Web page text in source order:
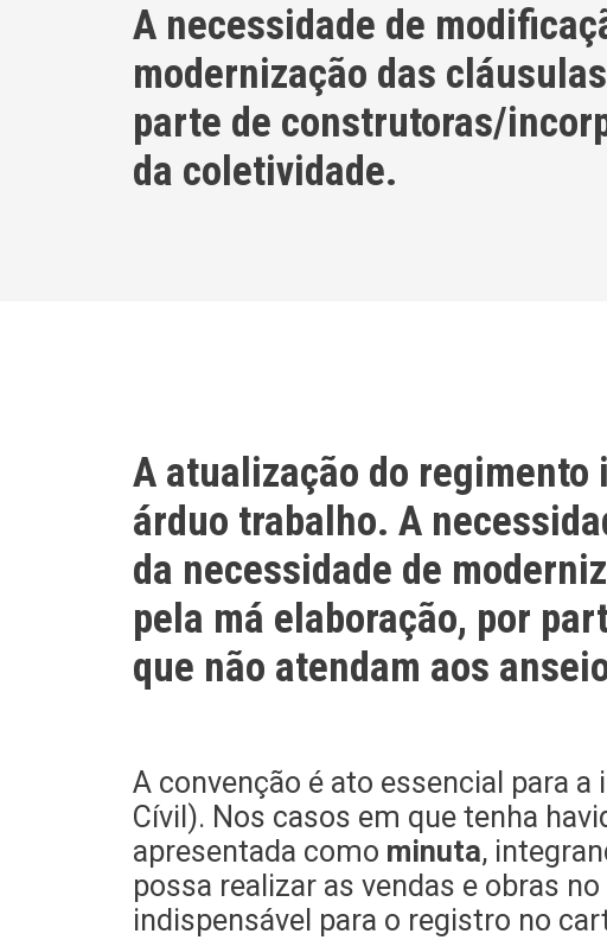
A necessidade de
modernização das
parte de construtoras/
da coletividade.
A atualização do
árduo trabalho. A
da necessidade de
pela má elaboração, por
que não atendam aos
A convenção é ato essencial para
Cívil). Nos casos em que tenha
apresentada como minuta,
possa realizar as vendas e obras
indispensável para o registro no